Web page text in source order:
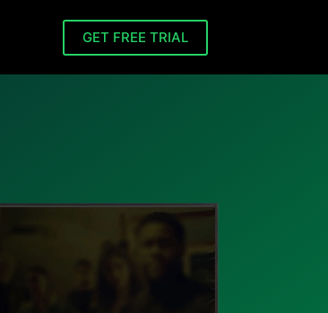
GET FREE TRIAL